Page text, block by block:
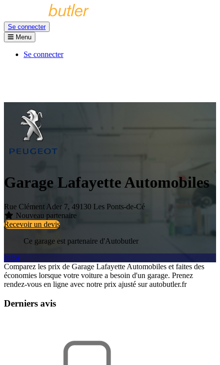
Se connecter
Menu
Se connecter
Garage Lafayette Automobiles
Rue Clément Ader 7, 49130 Les Ponts-de-Cé
Nouveau partenaire
Recevoir un devis
Ce garage est partenaire d'Autobutler
Infos
Comparez les prix de Garage Lafayette Automobiles et faites des
économies lorsque votre voiture a besoin d'un garage. Prenez
rendez-vous en ligne avec notre prix ajusté sur autobutler.fr
Derniers avis